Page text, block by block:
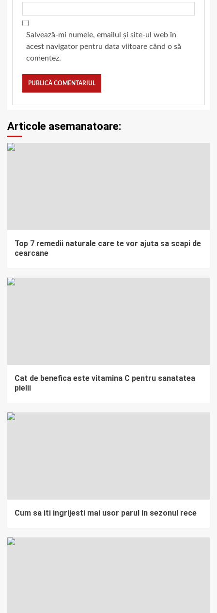
Salvează-mi numele, emailul și site-ul web în
acest navigator pentru data viitoare când o să
comentez.
Articole asemanatoare:
Top 7 remedii naturale care te vor ajuta sa scapi de
cearcane
Cat de benefica este vitamina C pentru sanatatea
pielii
Cum sa iti ingrijesti mai usor parul in sezonul rece